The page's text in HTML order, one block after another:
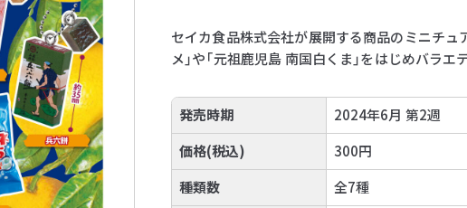
セイカ食品株式会社が展開する商品のミニチュ
メ」や「元祖鹿児島 南国白くま」をはじめバラ
発売時期
2024年6月 第2週
価格(税込)
300円
種類数
全7種